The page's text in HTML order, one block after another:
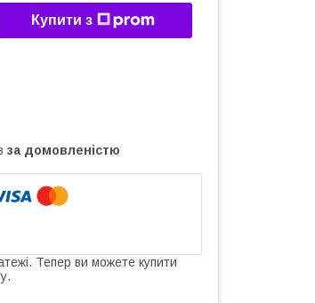
Купити з
за домовленістю
Тепер ви можете купити